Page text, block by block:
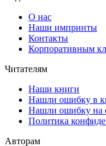
О нас
Наши импринты
Контакты
Корпоративным
Читателям
Наши книги
Нашли ошибку в
Нашли ошибку на
Политика
Авторам